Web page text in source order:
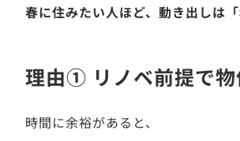
春に住みたい人ほど、動き出しは
理由① リノベ前提で物
時間に余裕があると、